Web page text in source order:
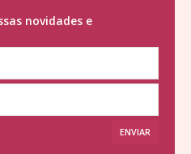
novidades e
ENVIAR